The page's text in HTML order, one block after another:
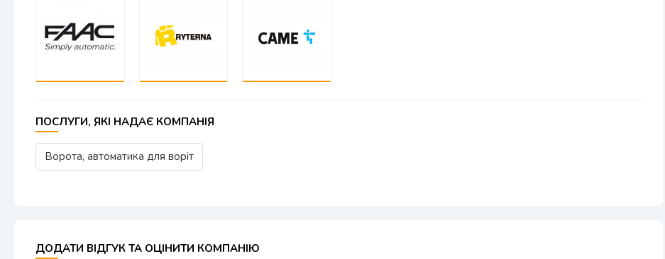
ПОСЛУГИ, ЯКІ НАДАЄ КОМПАНІЯ
Ворота, автоматика для воріт
ДОДАТИ ВІДГУК ТА ОЦІНИТИ КОМПАНІЮ